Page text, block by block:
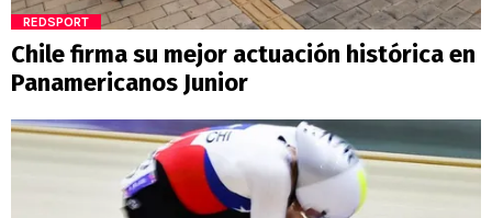
REDSPORT
Chile firma su mejor actuación histórica en
Panamericanos Junior